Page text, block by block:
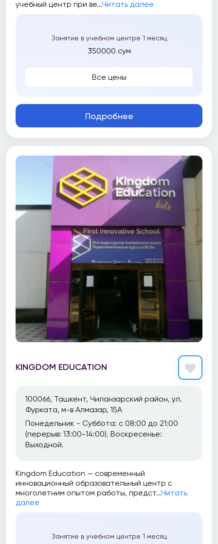
учебный центр при ве...Читать далее
Занятие в учебном центре 1 месяц
350000 сум
Все цены
Подробнее
KINGDOM EDUCATION
100066, Ташкент, Чиланзарский район, ул.
Фурката, м-в Алмазар, 15А
Понедельник - Суббота: с 08:00 до 21:00
(перерыв: 13:00-14:00). Воскресенье:
Выходной.
Kingdom Education — современный
инновационный образовательный центр с
многолетним опытом работы, предст...Читать
далее
Занятие в учебном центре 1 месяц